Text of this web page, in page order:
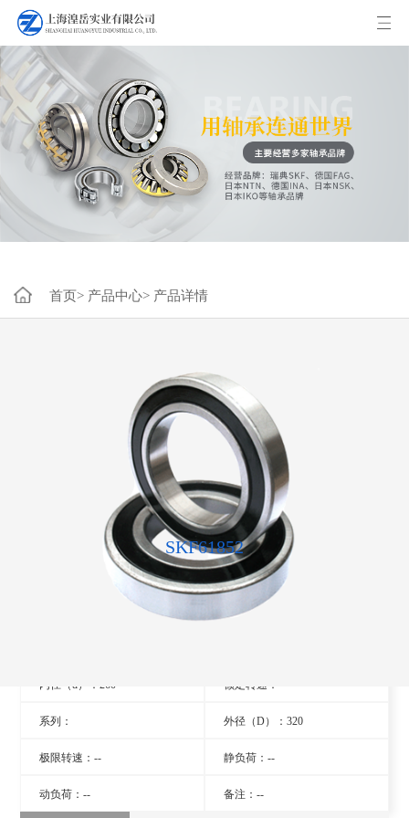
首页> 产品中心> 产品详情
SKF61852
旧型号：- -
内径（d）：260 额定转速：- -
系列： 外径（D）：320
极限转速：-- 静负荷：--
动负荷：-- 备注：--